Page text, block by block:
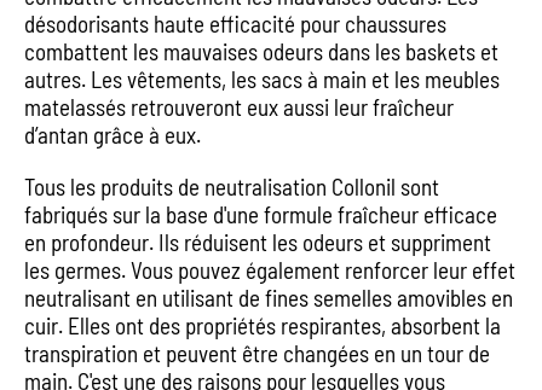
désodorisants haute efficacité pour chaussures
combattent les mauvaises odeurs dans les baskets et
autres. Les vêtements, les sacs à main et les meubles
matelassés retrouveront eux aussi leur fraîcheur
d’antan grâce à eux.
Tous les produits de neutralisation Collonil sont
fabriqués sur la base d'une formule fraîcheur efficace
en profondeur. Ils réduisent les odeurs et suppriment
les germes. Vous pouvez également renforcer leur effet
neutralisant en utilisant de fines semelles amovibles en
cuir. Elles ont des propriétés respirantes, absorbent la
transpiration et peuvent être changées en un tour de
main. C'est une des raisons pour lesquelles vous